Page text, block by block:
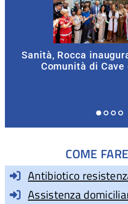
Sanità, Rocca
Comunità di Cave
COME
Antibiotico
Assistenza